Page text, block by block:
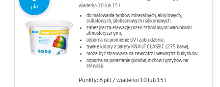
pkt
wiaderko 10 lub 15 l
do malowania tynków mineralnych, akrylowych,
silikatowych, siloksanowych i silikonowych,
zabezpiecza elewacje przed szkodliwymi warunkami
atmosferycznymi,
odporna na promienie UV i zabrudzenia,
trwałe kolory z palety KNAUF CLASSIC (275 barw),
może być stosowana na zewnątrz i wewnątrz budynków,
odporna na porastanie glonów, mchów i grzybów na
elewacji.
Punkty: 8 pkt / wiaderko 10 lub 15 l